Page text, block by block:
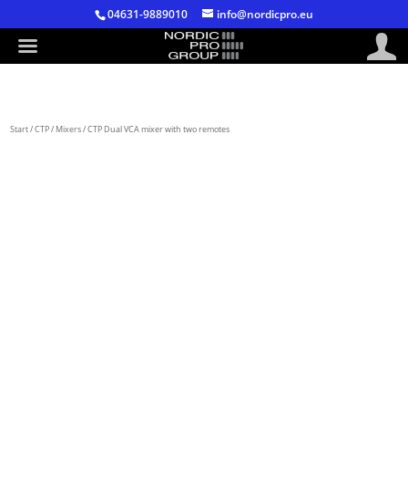
04631-9889010 info@nordicpro.eu
Start/CTP/ Mixers/ CTP Dual VCA mixer with two remotes